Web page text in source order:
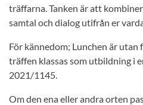
träffarna. Tanken är att
samtal och dialog utifrån er
För kännedom; Lunchen är
träffen klassas som utbildning i
2021/1145.
Om den ena eller andra orten